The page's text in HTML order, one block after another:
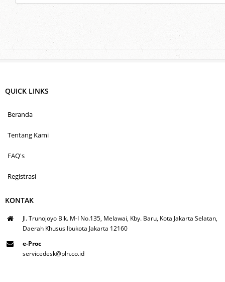
QUICK LINKS
Beranda
Tentang Kami
FAQ's
Registrasi
KONTAK
Jl. Trunojoyo Blk. M-I No.135, Melawai, Kby. Baru, Kota Jakarta Selatan,
Daerah Khusus Ibukota Jakarta 12160
e-Proc
servicedesk@pln.co.id